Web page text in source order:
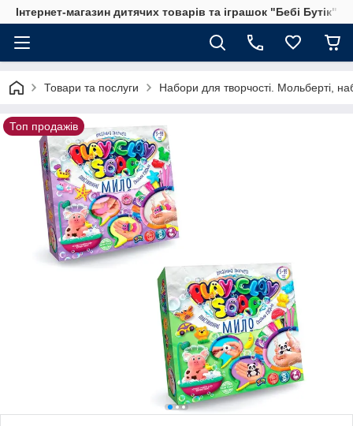
Інтернет-магазин дитячих товарів та іграшок "Бебі Бутік"
Товари та послуги Набори для творчості. Мольберті,
Топ продажів